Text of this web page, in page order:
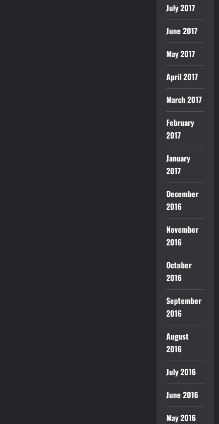
July 2017
June 2017
May 2017
April 2017
March 2017
February
2017
January
2017
December
2016
November
2016
October
2016
September
2016
August
2016
July 2016
June 2016
May 2016